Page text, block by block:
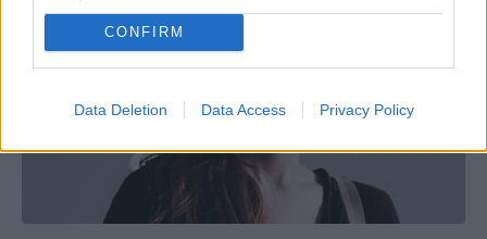
CONFIRM
Data Deletion Data Access Privacy Policy